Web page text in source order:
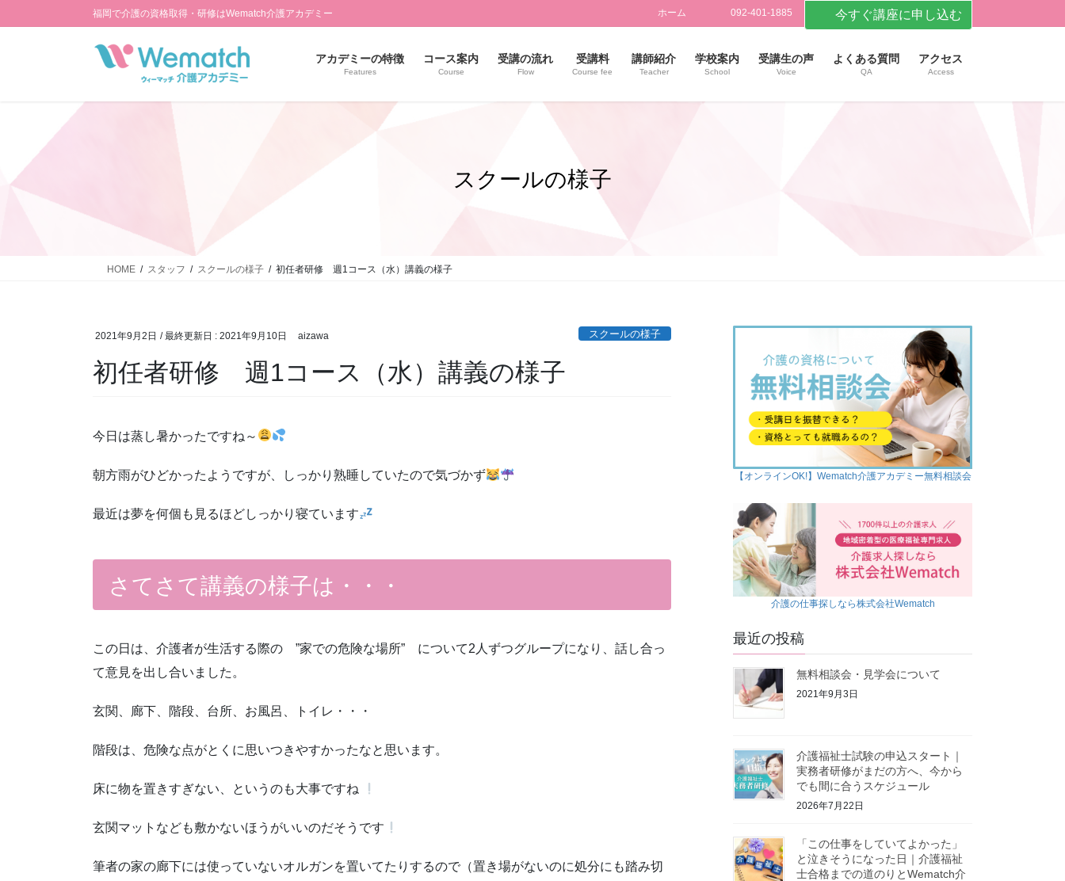
ン
ビ
福岡で介護の資格取得・研修はWematch介護アカデミー ホーム 092-401-1885 今すぐ講座に申し込む
アカデミーの特徴
Features
コース案内
Course
受講の流れ
Flow
受講料
Course fee
講師紹介
Teacher
学校案内
School
受講生の声
Voice
よくある質問
QA
アクセス
Access
スクールの様子
HOME スタッフ スクールの様子 初任者研修 週1コース（水）講義の様子
2021年9月2日 / 最終更新日 : 2021年9月10日 aizawa スクールの様子
初任者研修 週1コース（水）講義の様子
今日は蒸し暑かったですね～
朝方雨がひどかったようですが、しっかり熟睡していたので気づかず
最近は夢を何個も見るほどしっかり寝ています
さてさて講義の様子は・・・
この日は、介護者が生活する際の ”家での危険な場所” について2人ずつグループになり、話し合っ
て意見を出し合いました。
玄関、廊下、階段、台所、お風呂、トイレ・・・
階段は、危険な点がとくに思いつきやすかったなと思います。
床に物を置きすぎない、というのも大事ですね
玄関マットなども敷かないほうがいいのだそうです
筆者の家の廊下には使っていないオルガンを置いてたりするので（置き場がないのに処分にも踏み切
【オンラインOK!】Wematch介護アカデミー無料相談会
介護の仕事探しなら株式会社Wematch
最近の投稿
無料相談会・見学会について
2021年9月3日
介護福祉士試験の申込スタート｜
実務者研修がまだの方へ、今から
でも間に合うスケジュール
2026年7月22日
「この仕事をしていてよかった」
と泣きそうになった日｜介護福祉
士合格までの道のりとWematch介